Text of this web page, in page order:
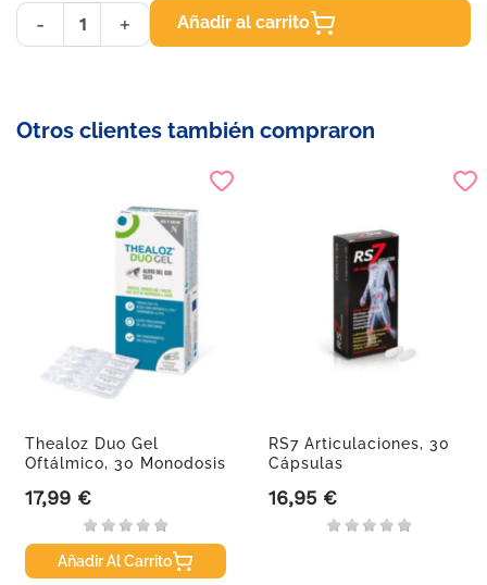
- + Añadir al carrito
Otros clientes también compraron
Thealoz Duo Gel
Oftálmico, 30 Monodosis
Precio
17,99 €
Añadir Al Carrito
RS7 Articulaciones, 30
Cápsulas
Precio
16,95 €